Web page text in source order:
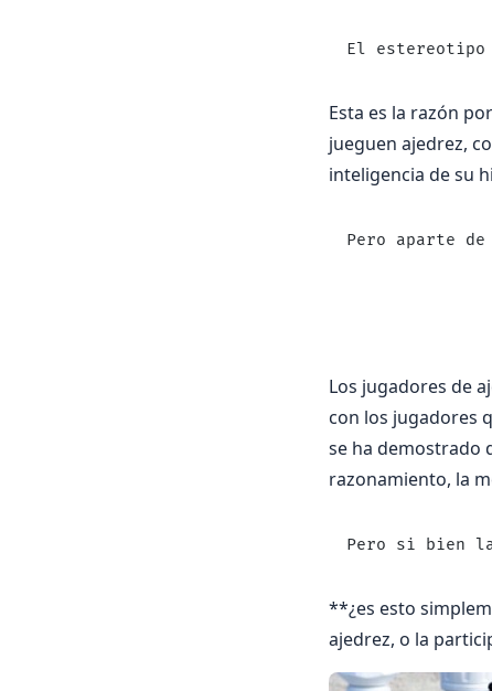
El
Esta es la razón
jueguen ajedrez,
inteligencia de su
Pero aparte
Los jugadores de
con los jugadores
se ha demostrado
razonamiento, la
Pero si bien
**¿es esto
ajedrez, o la